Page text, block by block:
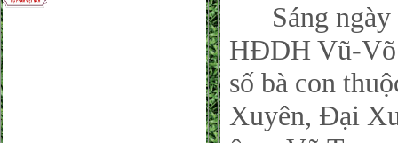
Sáng ngày
HĐDH Vũ-Võ
số bà con
Xuyên, Đại